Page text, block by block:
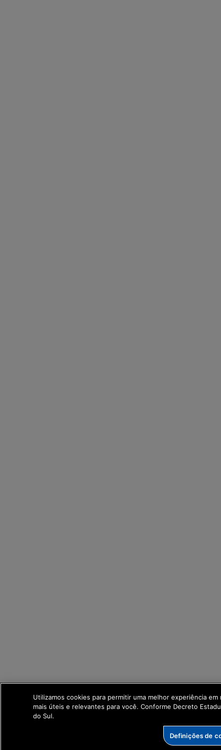
Utilizamos cookies para permitir uma melhor experiência
mais úteis e relevantes para você. Conforme Decreto
do Sul.
Definições de